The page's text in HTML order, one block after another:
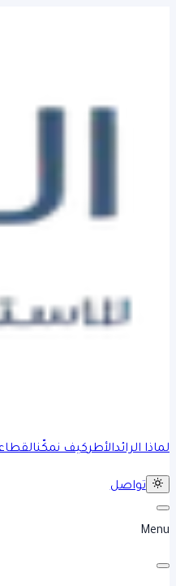
لماذا الرائدالأطركيف نمكّن
تواصل
Menu